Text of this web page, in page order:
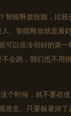
智能释放技能，比较
。智能释放就是最
可以在冷却好的第一
会跑，我们也不用担
个时候，就不要在使
攻击。只要躲避掉了